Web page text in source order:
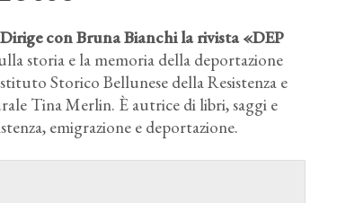
con Bruna Bianchi la rivista «DEP
storia e la memoria della deportazione
Storico Bellunese della Resistenza e
Tina Merlin. È autrice di libri, saggi e
emigrazione e deportazione.